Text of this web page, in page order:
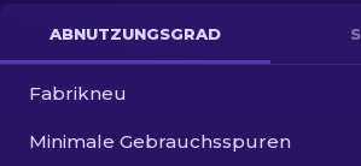
Kisten
Andere
ABNUTZUNGSGRAD
Fabrikneu
Minimale Gebrauchsspuren